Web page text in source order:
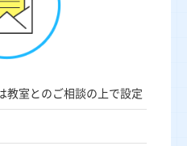
教室とのご相談の上で設定